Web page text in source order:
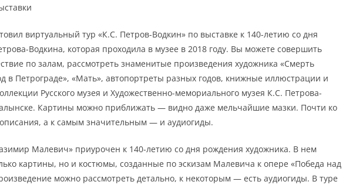
виртуальный тур «К.С. Петров-Водкин» по выставке к 140-летию со дня
Водкина, которая проходила в музее в 2018 году. Вы можете совершить
по залам, рассмотреть знаменитые произведения художника «Смерть
в Петрограде», «Мать», автопортреты разных годов, книжные иллюстрации и
Русского музея и Художественно-мемориального музея К.С. Петрова-
Картины можно приближать — видно даже мельчайшие мазки. Почти ко
а к самым значительным — и аудиогиды.
Малевич» приурочен к 140-летию со дня рождения художника. В нем
картины, но и костюмы, созданные по эскизам Малевича к опере «Победа над
можно рассмотреть детально, к некоторым — есть аудиогиды. В туре